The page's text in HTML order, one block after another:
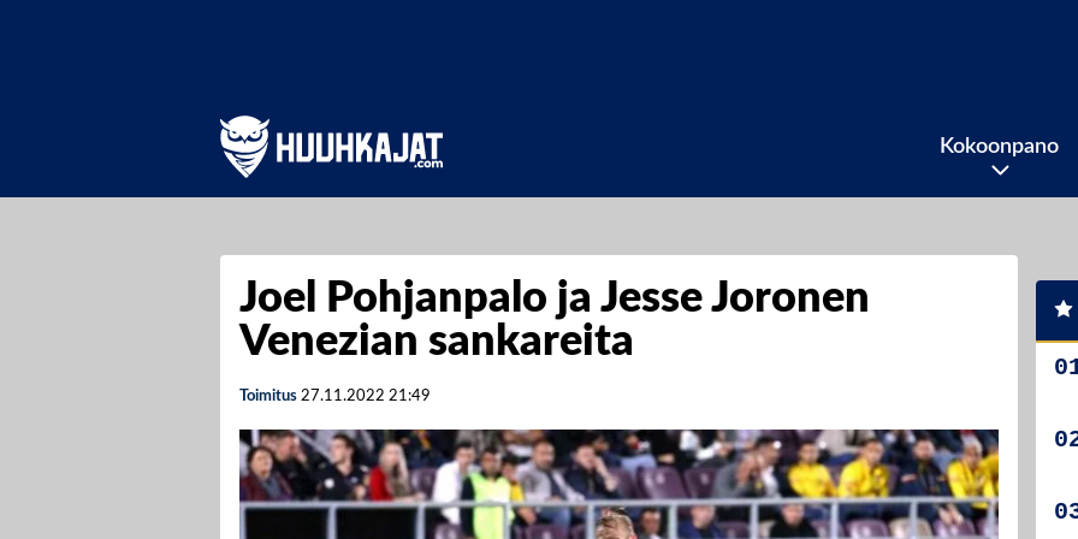
Kokoonpano
Joel Pohjanpalo ja Jesse Joronen
Venezian sankareita
Toimitus 27.11.2022 21:49